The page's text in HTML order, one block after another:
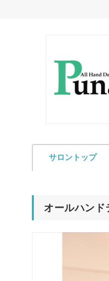
サロントップ
オールハンド